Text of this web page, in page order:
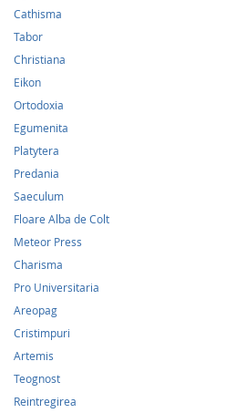
Cathisma
Tabor
Christiana
Eikon
Ortodoxia
Egumenita
Platytera
Predania
Saeculum
Floare Alba de Colt
Meteor Press
Charisma
Pro Universitaria
Areopag
Cristimpuri
Artemis
Teognost
Reintregirea